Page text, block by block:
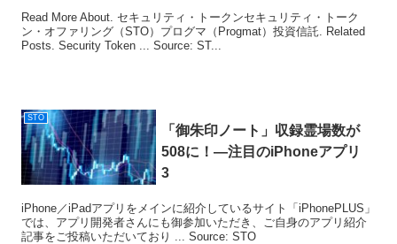
Read More About. セキュリティ・トークンセキュリティ・トーク
ン・オファリング（STO）プログマ（Progmat）投資信託. Related
Posts. Security Token ... Source: ST...
STO
「御朱印ノート」収録霊場数が
508に！―注目のiPhoneアプリ
3
iPhone／iPadアプリをメインに紹介しているサイト「iPhonePLUS」
では、アプリ開発者さんにも御参加いただき、ご自身のアプリ紹介
記事をご投稿いただいており ... Source: STO